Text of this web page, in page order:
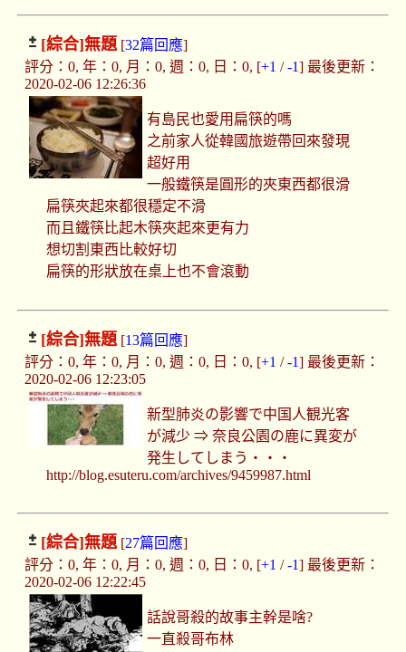
[綜合]無題[32篇回應]
評分：0, 年：0, 月：0, 週：0, 日：0, [+1 /-1] 最後更新：
2020-02-06 12:26:36
有島民也愛用扁筷的嗎
之前家人從韓國旅遊帶回來發現
超好用
一般鐵筷是圓形的夾東西都很滑
扁筷夾起來都很穩定不滑
而且鐵筷比起木筷夾起來更有力
想切割東西比較好切
扁筷的形狀放在桌上也不會滾動
[綜合]無題[13篇回應]
評分：0, 年：0, 月：0, 週：0, 日：0, [+1 /-1] 最後更新：
2020-02-06 12:23:05
新型肺炎の影響で中国人観光客
が減少 ⇒ 奈良公園の鹿に異変が
発生してしまう・・・
http://blog.esuteru.com/archives/9459987.html
[綜合]無題[27篇回應]
評分：0, 年：0, 月：0, 週：0, 日：0, [+1 /-1] 最後更新：
2020-02-06 12:22:45
話說哥殺的故事主幹是啥?
一直殺哥布林